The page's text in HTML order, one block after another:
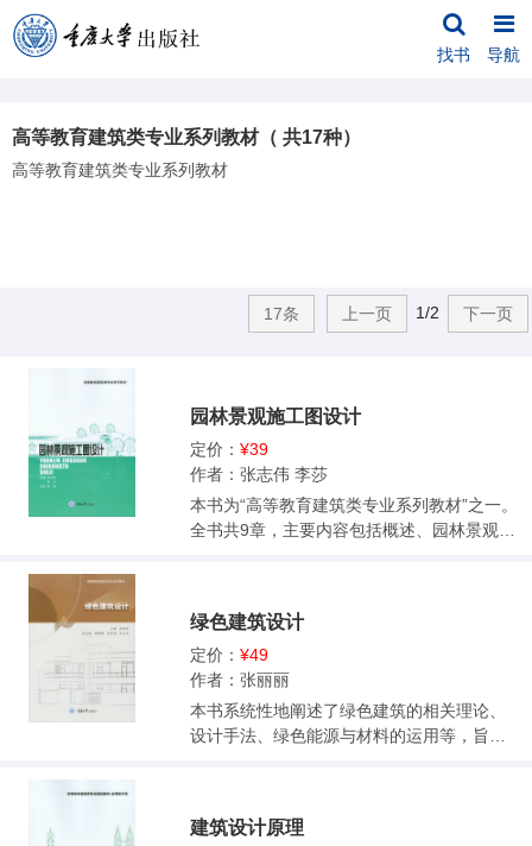
找书 导航
高等教育建筑类专业系列教材（ 共17种）
高等教育建筑类专业系列教材
17条 上一页 1/2 下一页
园林景观施工图设计
定价： ¥39
作者：张志伟 李莎
本书为“高等教育建筑类专业系列教材”之一。
全书共9章，主要内容包括概述、园林景观施
图设计、园林景观专业与其他专业配合和案
例分析等。此外，书中有大量的实际案例和
学生的优秀作品作为佐证，好懂、易学、实
用，对园林景观设计的学习与实践有着重要
的指导意义和参考价值。
绿色建筑设计
定价： ¥49
作者：张丽丽
本书系统性地阐述了绿色建筑的相关理论、
设计手法、绿色能源与材料的运用等，旨在
筑热环境、自然通风和建筑能耗等相关知
建筑设计原理